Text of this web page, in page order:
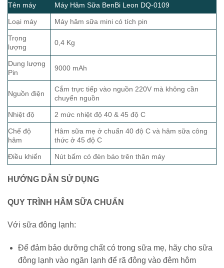
Tên máy Máy Hâm Sữa BenBi Leon DQ-0109
Loại máy Máy hâm sữa mini có tích pin
Trọng
lượng
0,4 Kg
Dung lượng
Pin
9000 mAh
Nguồn điện
Cắm trực tiếp vào nguồn 220V mà không cần
chuyển nguồn
Nhiệt độ 2 mức nhiệt độ 40 & 45 độ C
Chế độ
hâm
Hâm sữa mẹ ở chuẩn 40 độ C và hâm sữa công
thức ở 45 độ C
Điều khiển Nút bấm có đèn báo trên thân máy
HƯỚNG DẪN SỬ DỤNG
QUY TRÌNH HÂM SỮA CHUẨN
Với sữa đông lạnh:
Để đảm bảo dưỡng chất có trong sữa mẹ, hãy cho sữa
đông lạnh vào ngăn lạnh để rã đông vào đêm hôm